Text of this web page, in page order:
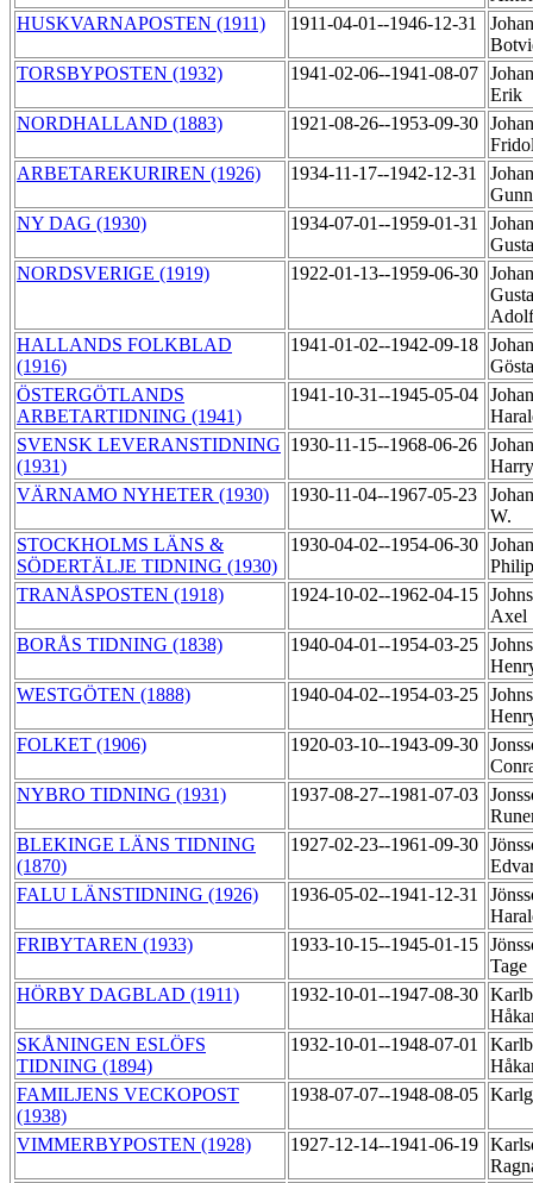
HUSKVARNAPOSTEN (1911)
1911-04-01--1946-12-31
TORSBYPOSTEN (1932)
1941-02-06--1941-08-07
Erik
NORDHALLAND (1883)
1921-08-26--1953-09-30
ARBETAREKURIREN (1926)
1934-11-17--1942-12-31
NY DAG (1930)
1934-07-01--1959-01-31
NORDSVERIGE (1919)
1922-01-13--1959-06-30
HALLANDS FOLKBLAD
(1916)
1941-01-02--1942-09-18
ÖSTERGÖTLANDS
ARBETARTIDNING (1941)
1941-10-31--1945-05-04
SVENSK LEVERANSTIDNING
(1931)
1930-11-15--1968-06-26
VÄRNAMO NYHETER (1930)
1930-11-04--1967-05-23
W.
STOCKHOLMS LÄNS &
SÖDERTÄLJE TIDNING (1930)
1930-04-02--1954-06-30
TRANÅSPOSTEN (1918)
1924-10-02--1962-04-15
Axel
BORÅS TIDNING (1838)
1940-04-01--1954-03-25
WESTGÖTEN (1888)
1940-04-02--1954-03-25
FOLKET (1906)
1920-03-10--1943-09-30
NYBRO TIDNING (1931)
1937-08-27--1981-07-03
BLEKINGE LÄNS TIDNING
(1870)
1927-02-23--1961-09-30
FALU LÄNSTIDNING (1926)
1936-05-02--1941-12-31
FRIBYTAREN (1933)
1933-10-15--1945-01-15
Tage
HÖRBY DAGBLAD (1911)
1932-10-01--1947-08-30
SKÅNINGEN ESLÖFS
TIDNING (1894)
1932-10-01--1948-07-01
FAMILJENS VECKOPOST
(1938)
1938-07-07--1948-08-05
VIMMERBYPOSTEN (1928) 1927-12-14--1941-06-19